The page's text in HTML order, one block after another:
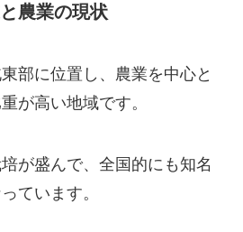
農業の現状
部に位置し、農業を中心と
が高い地域です。
が盛んで、全国的にも知名
ています。